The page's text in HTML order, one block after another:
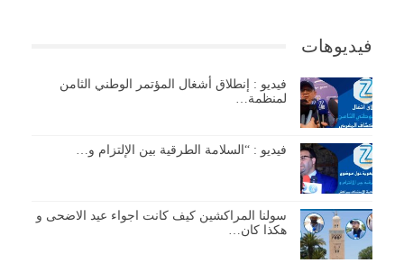
فيديوهات
فيديو : إنطلاق أشغال المؤتمر الوطني الثامن
لمنظمة…
فيديو : “السلامة الطرقية بين الإلتزام و…
سولنا المراكشين كيف كانت اجواء عيد الاضحى و
هكذا كان…